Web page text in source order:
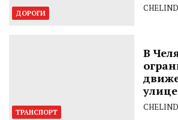
ДОРОГИ
ТРАНСПОРТ
В